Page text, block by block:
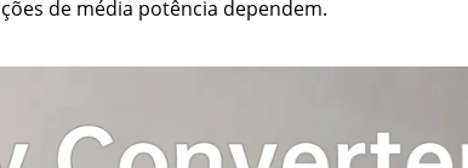
de média potência dependem.